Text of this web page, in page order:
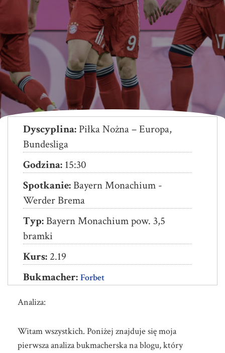
Bayern
Monachium
–
Werder
Brema
Dyscyplina: Piłka Nożna – Europa,
Bundesliga
Godzina: 15:30
Spotkanie:Bayern Monachium -
Werder Brema
Typ:Bayern Monachium pow. 3,5
bramki
Kurs: 2.19
Bukmacher: Forbet
Analiza:
Witam wszystkich. Poniżej znajduje się moja
pierwsza analiza bukmacherska na blogu, który